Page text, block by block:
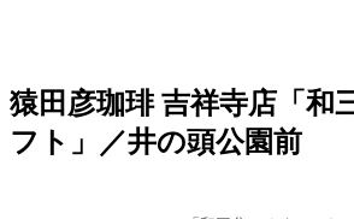
猿田彦珈琲 吉祥寺店「和
フト」／井の頭公園前